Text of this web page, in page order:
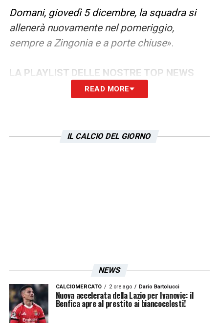
Domani, giovedì 5 dicembre, la squadra si
allenerà nuovamente nel pomeriggio,
sempre a Zingonia e a porte chiuse».
LA PLAYLIST DELLE NOSTRE TOP NEWS
READ MORE
IL CALCIO DEL GIORNO
NEWS
CALCIOMERCATO 2 ore ago Dario Bartolucci
Nuova accelerata della Lazio per Ivanovic: il
Benfica apre al prestito ai biancocelesti!